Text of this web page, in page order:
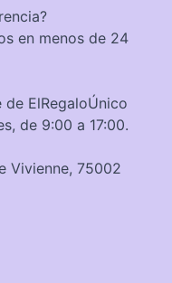
en menos de 24
ElRegaloÚnico
de 9:00 a 17:00.
Vivienne, 75002